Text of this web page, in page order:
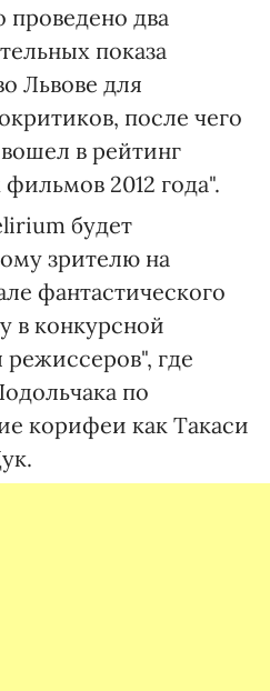
два
показа
Львове для
после чего
в рейтинг
2012 года".
будет
зрителю на
фантастического
в конкурсной
где
по
корифеи как Такаси